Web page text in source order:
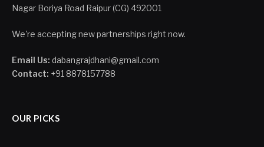
Nagar Boriya Road Raipur (CG) 492001
We're accepting new partnerships right now.
Email Us: dabangrajdhani@gmail.com
Contact: +91 8878157788
OUR PICKS